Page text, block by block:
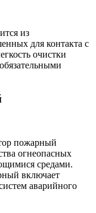
из
для контакта с
очистки
пожарный
огнеопасных
средами.
включает
аварийного